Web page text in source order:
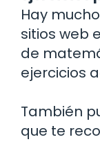
Hay
sitios web
de
ejercicios
También
que te